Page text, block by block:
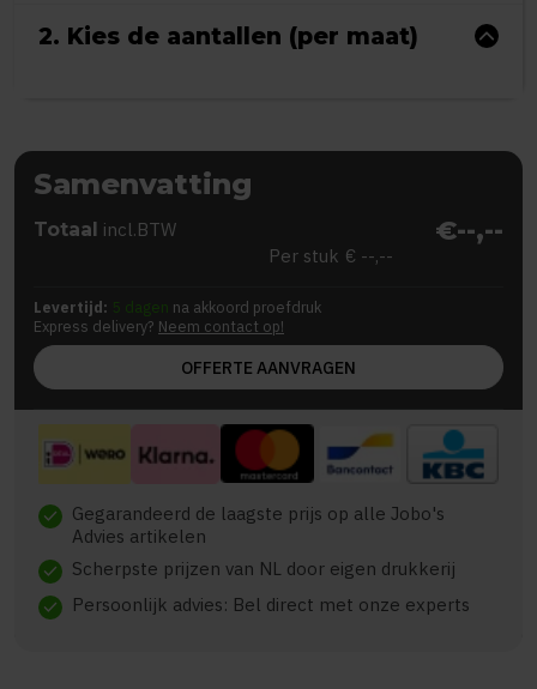
2. Kies de aantallen (per maat)
Samenvatting
Totaal incl.BTW €--,--
Per stuk € --,--
Levertijd: 5 dagen na akkoord proefdruk
Express delivery? Neem contact op!
OFFERTE AANVRAGEN
check Gegarandeerd de laagste prijs op alle Jobo's
Advies artikelen
check Scherpste prijzen van NL door eigen drukkerij
check Persoonlijk advies: Bel direct met onze experts